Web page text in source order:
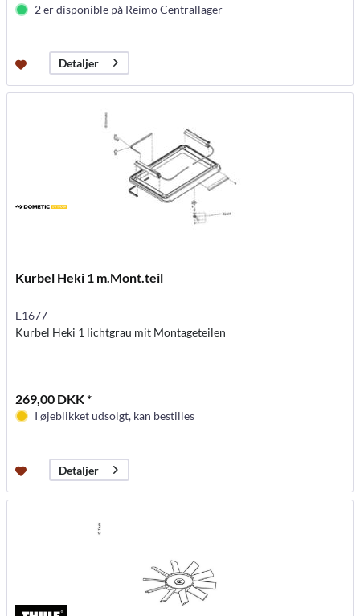
2 er disponible på Reimo Centrallager
Detaljer
Kurbel Heki 1 m.Mont.teil
E1677
Kurbel Heki 1 lichtgrau mit Montageteilen
269,00 DKK *
I øjeblikket udsolgt, kan bestilles
Detaljer